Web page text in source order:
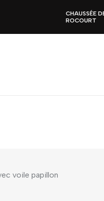
CHAUSSÉE
ROCOURT
voile papillon